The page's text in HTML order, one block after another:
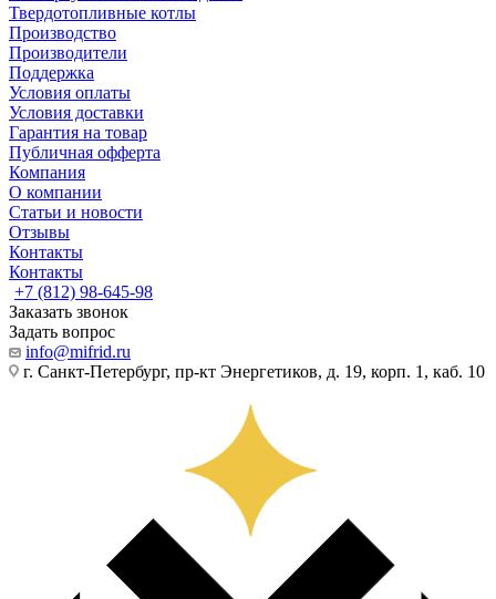
Твердотопливные котлы
Производство
Производители
Поддержка
Условия оплаты
Условия доставки
Гарантия на товар
Публичная офферта
Компания
О компании
Статьи и новости
Отзывы
Контакты
Контакты
+7 (812) 98-645-98
Заказать звонок
Задать вопрос
info@mifrid.ru
г. Санкт-Петербург, пр-кт Энергетиков, д. 19, корп. 1, каб. 10